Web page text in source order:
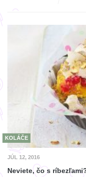
KOLÁČE
JÚL 12, 2016
Neviete, čo s